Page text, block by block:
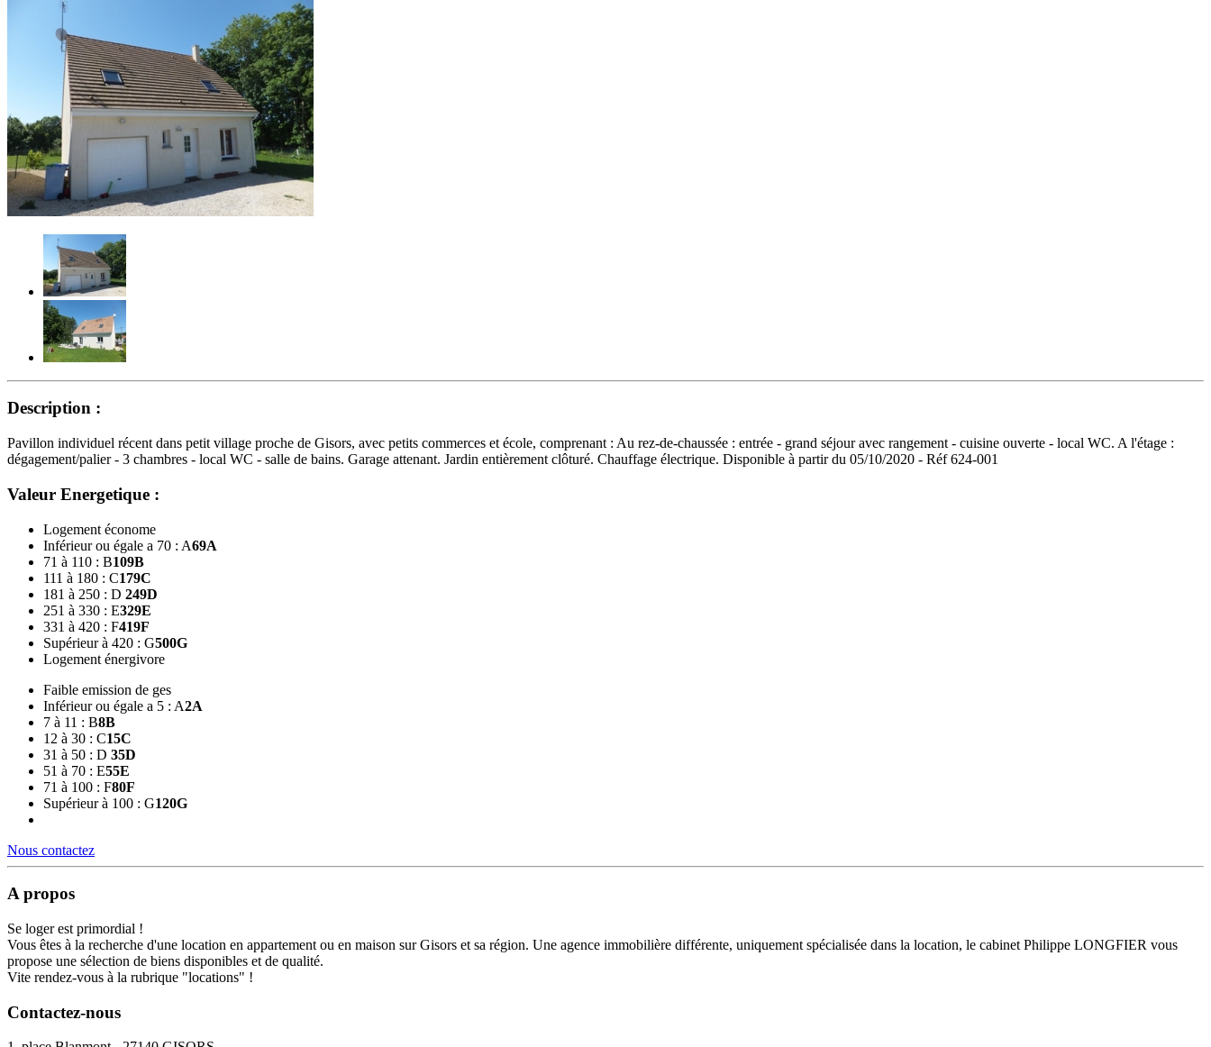
Description :
Pavillon individuel récent dans petit village proche de Gisors, avec petits commerces et école, comprenant : Au rez-de-chaussée : entrée - grand séjour avec rangement - cuisine ouverte - local WC. A l'étage :
dégagement/palier - 3 chambres - local WC - salle de bains. Garage attenant. Jardin entièrement clôturé. Chauffage électrique. Disponible à partir du 05/10/2020 - Réf 624-001
Valeur Energetique :
Logement économe
Inférieur ou égale a 70 : A69A
71 à 110 : B109B
111 à 180 : C179C
181 à 250 : D 249D
251 à 330 : E329E
331 à 420 : F419F
Supérieur à 420 : G500G
Logement énergivore
Faible emission de ges
Inférieur ou égale a 5 : A2A
7 à 11 : B8B
12 à 30 : C15C
31 à 50 : D 35D
51 à 70 : E55E
71 à 100 : F80F
Supérieur à 100 : G120G
Nous contactez
A propos
Se loger est primordial !
Vous êtes à la recherche d'une location en appartement ou en maison sur Gisors et sa région. Une agence immobilière différente, uniquement spécialisée dans la location, le cabinet Philippe LONGFIER vous
propose une sélection de biens disponibles et de qualité.
Vite rendez-vous à la rubrique "locations" !
Contactez-nous